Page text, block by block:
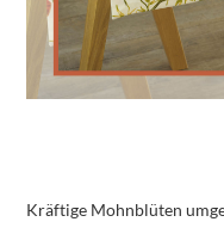
Kräftige Mohnblüten